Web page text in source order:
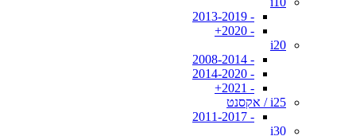
- 2013-2019
- 2020+
i20
- 2008-2014
- 2014-2020
- 2021+
i25 / אקסנט
- 2011-2017
i30